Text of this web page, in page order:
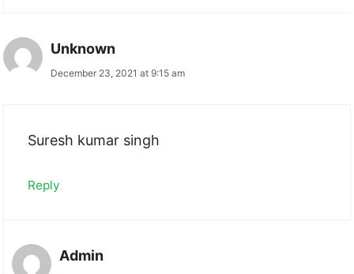
Unknown
December 23, 2021 at 9:15 am
Suresh kumar singh
Reply
Admin